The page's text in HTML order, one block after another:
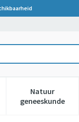
en kinderen
voor Vitaliteit
Natuur
geneeskunde
Toon